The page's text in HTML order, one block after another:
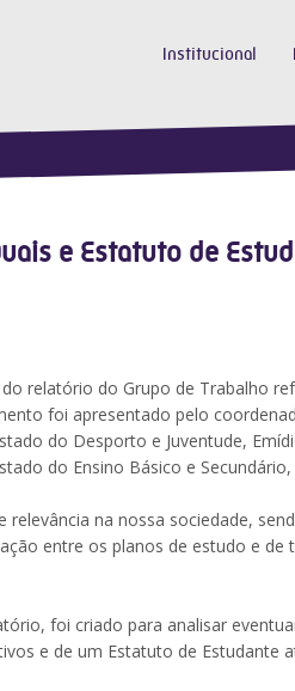
Institucional
e Estatuto de
relatório do Grupo de Trabalho
foi apresentado pelo
do Desporto e Juventude,
do Ensino Básico e Secundário,
na nossa sociedade,
entre os planos de estudo e
foi criado para analisar
e de um Estatuto de Estudante